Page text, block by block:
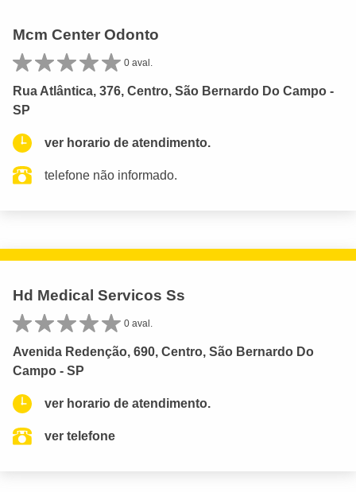
Mcm Center Odonto
0 aval.
Rua Atlântica, 376, Centro, São Bernardo Do Campo -
SP
ver horario de atendimento.
telefone não informado.
Hd Medical Servicos Ss
0 aval.
Avenida Redenção, 690, Centro, São Bernardo Do
Campo - SP
ver horario de atendimento.
ver telefone